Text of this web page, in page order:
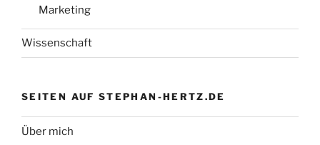
Marketing
Wissenschaft
SEITEN AUF STEPHAN-HERTZ.DE
Über mich